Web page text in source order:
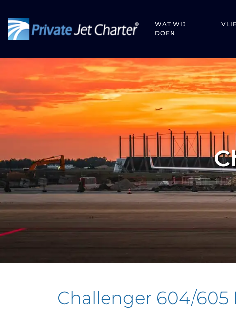
WAT WIJ
DOEN
Challenger 604/605